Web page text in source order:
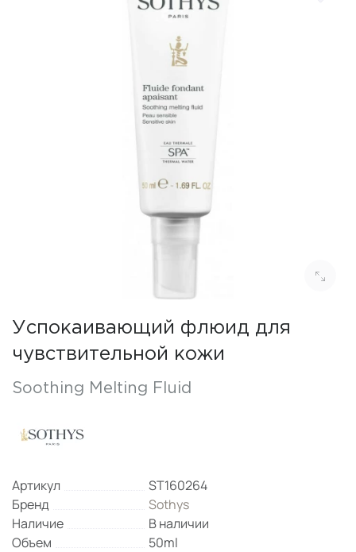
Успокаивающий флюид для
чувствительной кожи
Soothing Melting Fluid
Артикул
ST160264
Бренд
Sothys
Наличие
В наличии
Объем
50ml